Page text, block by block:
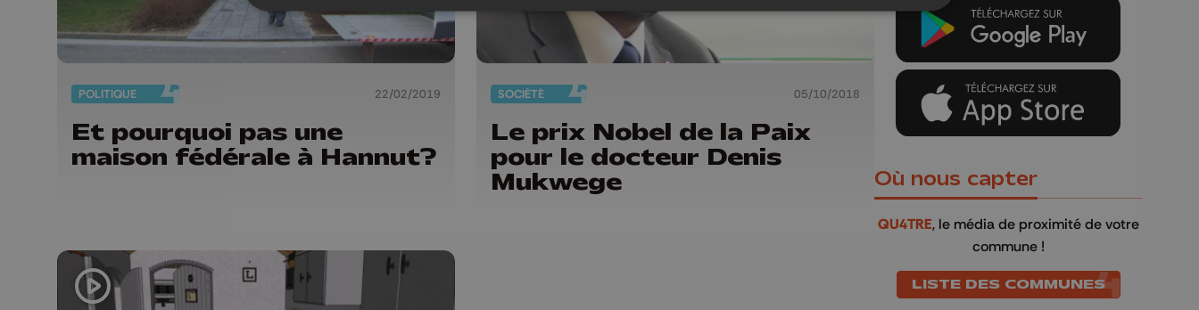
POLITIQUE 22/02/2019
Et pourquoi pas une
maison fédérale à Hannut?
SOCIÉTÉ 05/10/2018
Le prix Nobel de la Paix
pour le docteur Denis
Mukwege
Où nous capter
QU4TRE, le média de proximité de votre
commune !
LISTE DES COMMUNES